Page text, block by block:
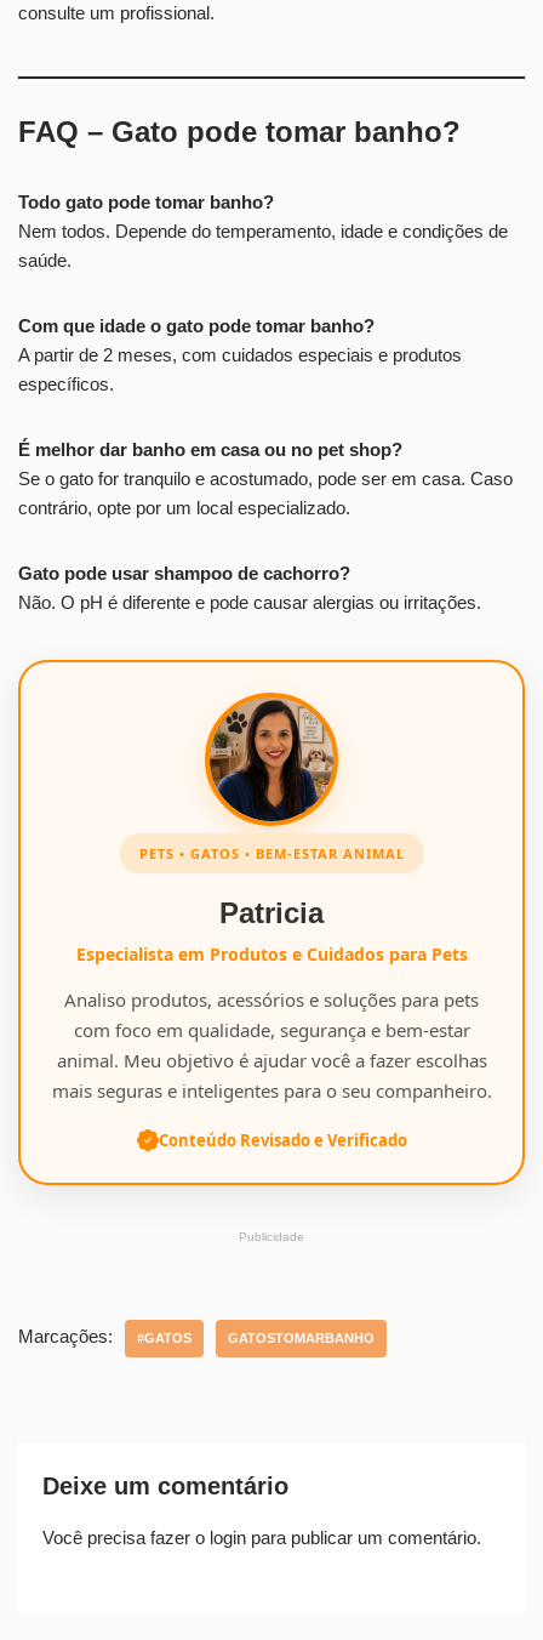
consulte um profissional.
FAQ – Gato pode tomar banho?
Todo gato pode tomar banho?
Nem todos. Depende do temperamento, idade e condições de
saúde.
Com que idade o gato pode tomar banho?
A partir de 2 meses, com cuidados especiais e produtos
específicos.
É melhor dar banho em casa ou no pet shop?
Se o gato for tranquilo e acostumado, pode ser em casa. Caso
contrário, opte por um local especializado.
Gato pode usar shampoo de cachorro?
Não. O pH é diferente e pode causar alergias ou irritações.
PETS • GATOS • BEM-ESTAR ANIMAL
Patricia
Especialista em Produtos e Cuidados para Pets
Analiso produtos, acessórios e soluções para pets
com foco em qualidade, segurança e bem-estar
animal. Meu objetivo é ajudar você a fazer escolhas
mais seguras e inteligentes para o seu companheiro.
Conteúdo Revisado e Verificado
Publicidade
Marcações: #GATOS GATOSTOMARBANHO
Deixe um comentário
Você precisa fazer o login para publicar um comentário.